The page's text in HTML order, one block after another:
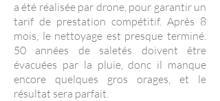
a été réalisée par drone, pour garantir un
tarif de prestation compétitif. Après 8
mois, le nettoyage est presque terminé.
50 années de saletés doivent être
évacuées par la pluie, donc il manque
encore quelques gros orages, et le
résultat sera parfait.